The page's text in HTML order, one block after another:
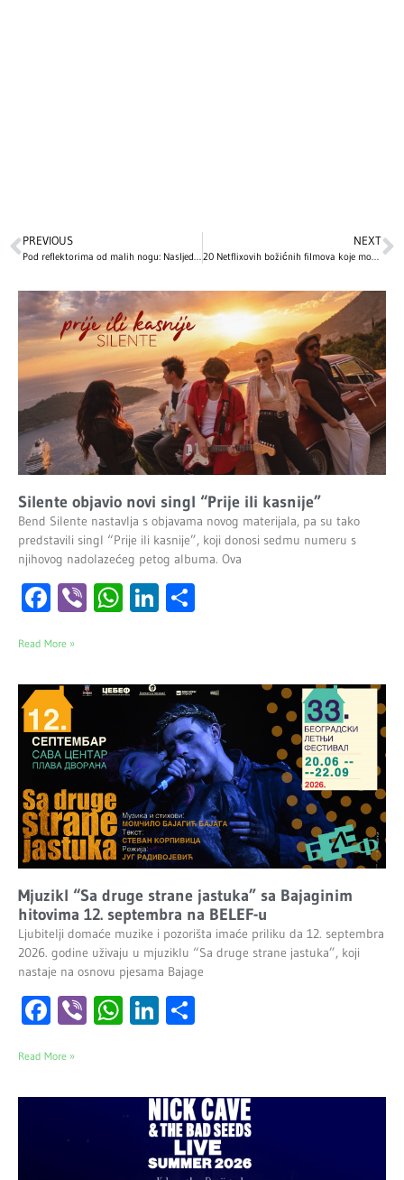
PREVIOUS
Pod reflektorima od malih nogu: Nasljednici naših velikih zvijezda stekli su popularnost još u djetinjstvu, a onda su izgradili uspješne karijere
NEXT
20 Netflixovih božićnih filmova koje morate pogledati ove praznične sezone
Silente objavio novi singl “Prije ili kasnije”
Bend Silente nastavlja s objavama novog materijala, pa su tako
predstavili singl “Prije ili kasnije”, koji donosi sedmu numeru s
njihovog nadolazećeg petog albuma. Ova
Facebook
ViberWhatsApp
LinkedIn
Read More »
Mjuzikl “Sa druge strane jastuka” sa Bajaginim
hitovima 12. septembra na BELEF-u
Ljubitelji domaće muzike i pozorišta imaće priliku da 12. septembra
2026. godine uživaju u mjuziklu “Sa druge strane jastuka”, koji
nastaje na osnovu pjesama Bajage
Facebook
ViberWhatsApp
LinkedIn
Read More »